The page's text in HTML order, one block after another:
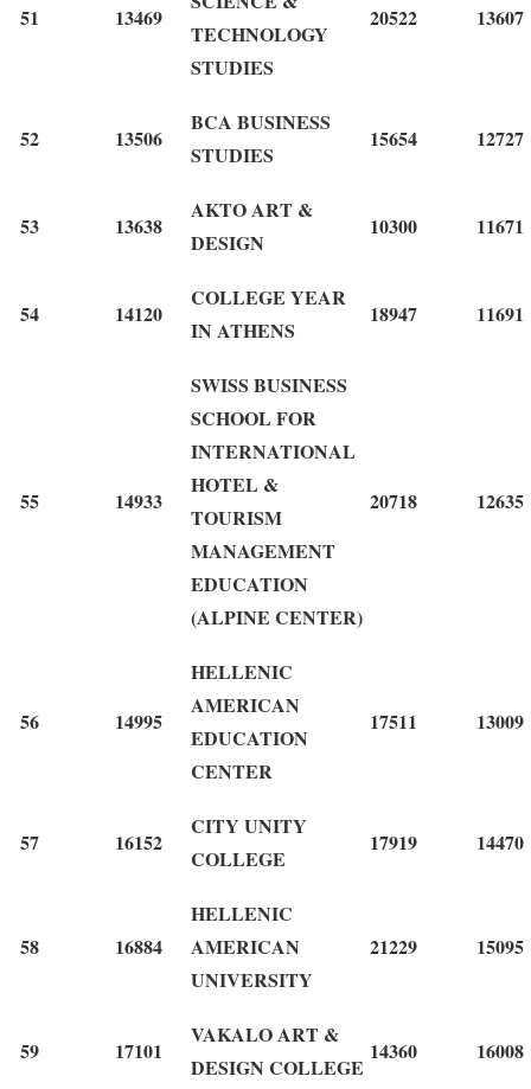
51 13469
TECHNOLOGY
STUDIES
20522 13607
52 13506
BCA BUSINESS
STUDIES
15654 12727
53 13638
AKTO ART &
DESIGN
10300 11671
54 14120
COLLEGE YEAR
IN ATHENS
18947 11691
55 14933
SWISS BUSINESS
SCHOOL FOR
INTERNATIONAL
HOTEL &
TOURISM
MANAGEMENT
EDUCATION
(ALPINE CENTER)
20718 12635
56 14995
HELLENIC
AMERICAN
EDUCATION
CENTER
17511 13009
57 16152
CITY UNITY
COLLEGE
17919 14470
58 16884
HELLENIC
AMERICAN
UNIVERSITY
21229 15095
59 17101
VAKALO ART &
DESIGN COLLEGE
14360 16008